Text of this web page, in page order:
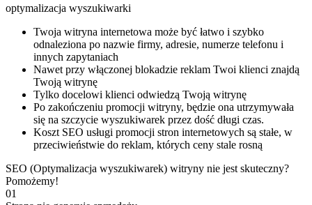
optymalizacja wyszukiwarki
Twoja witryna internetowa może być łatwo i szybko
odnaleziona po nazwie firmy, adresie, numerze telefonu i
innych zapytaniach
Nawet przy włączonej blokadzie reklam Twoi klienci znajdą
Twoją witrynę
Tylko docelowi klienci odwiedzą Twoją witrynę
Po zakończeniu promocji witryny, będzie ona utrzymywała
się na szczycie wyszukiwarek przez dość długi czas.
Koszt SEO usługi promocji stron internetowych są stałe, w
przeciwieństwie do reklam, których ceny stale rosną
SEO (Optymalizacja wyszukiwarek) witryny nie jest skuteczny?
Pomożemy!
01